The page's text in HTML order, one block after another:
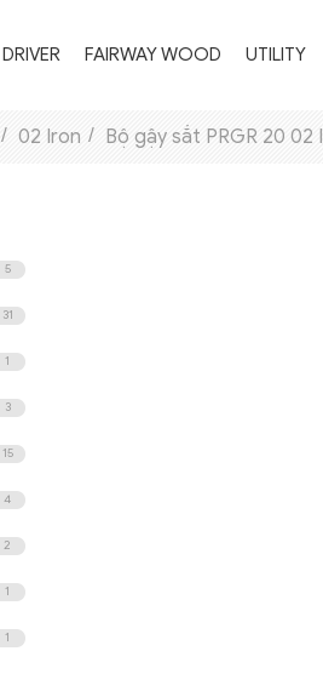
DRIVER FAIRWAY WOOD UTILITY
02 Iron Bộ gậy sắt PRGR 20
5
31
1
3
15
4
2
1
1